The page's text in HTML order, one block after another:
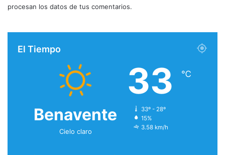
procesan los datos de tus comentarios.
El Tiempo
Benavente
Cielo claro
33 ℃
33º - 28º
15%
3.58 km/h